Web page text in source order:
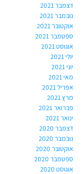
דצמבר 2021
נובמבר 2021
אוקטובר 2021
ספטמבר 2021
אוגוסט 2021
יולי 2021
יוני 2021
מאי 2021
אפריל 2021
מרץ 2021
פברואר 2021
ינואר 2021
דצמבר 2020
נובמבר 2020
אוקטובר 2020
ספטמבר 2020
אוגוסט 2020